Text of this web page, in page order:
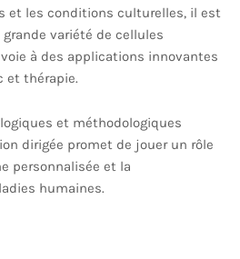
et les conditions culturelles, il est
variété de cellules
à des applications innovantes
et thérapie.
et méthodologiques
dirigée promet de jouer un rôle
personnalisée et la
humaines.